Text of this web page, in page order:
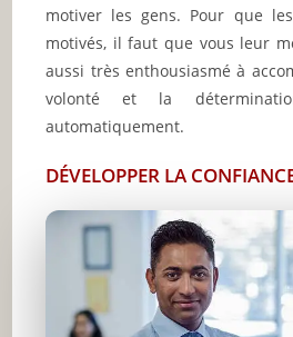
motiver les gens. Pour que
motivés, il faut que vous leur
aussi très enthousiasmé à
volonté et la
automatiquement.
DÉVELOPPER LA